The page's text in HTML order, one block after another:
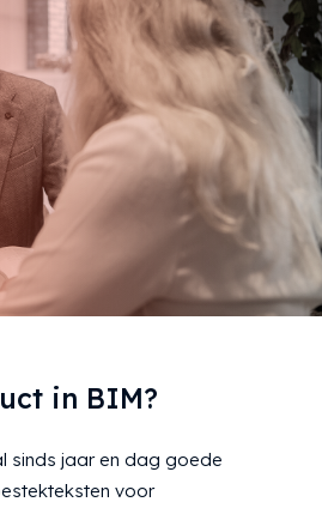
in BIM?
sinds jaar en dag goede
voor